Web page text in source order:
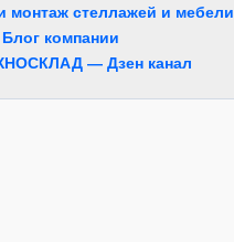
монтаж стеллажей и мебели
Блог компании
— Дзен канал